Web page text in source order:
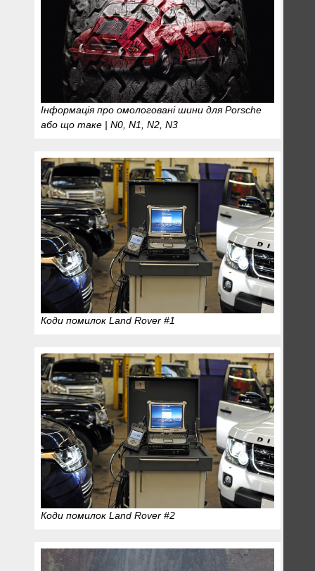
Інформація про омологовані шини для Porsche
або що таке | N0, N1, N2, N3
Коди помилок Land Rover #1
Коди помилок Land Rover #2